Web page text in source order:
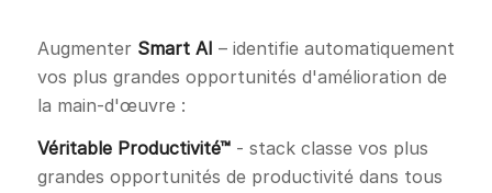
Augmenter Smart AI – identifie automatiquement
vos plus grandes opportunités d'amélioration de
la main-d'œuvre :
Véritable Productivité™ - stack classe vos plus
grandes opportunités de productivité dans tous